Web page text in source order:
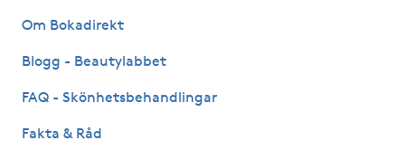
Hudföryngring
Huduppstramning
Om Bokadirekt
Blogg - Beautylabbet
FAQ - Skönhetsbehandlingar
Fakta & Råd